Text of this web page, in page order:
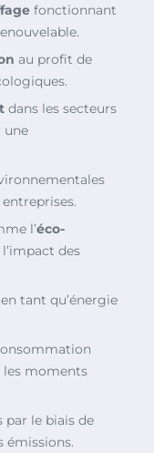
fonctionnant
au profit de
dans les secteurs
une
l’éco-
des
en tant qu’énergie
moments
par le biais de
émissions.